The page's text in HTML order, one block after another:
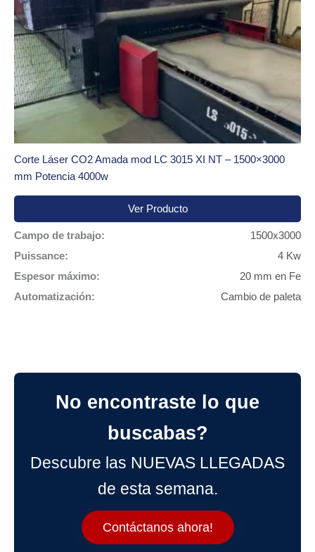
Corte Láser CO2 Amada mod LC 3015 XI NT – 1500×3000
mm Potencia 4000w
Ver Producto
Campo de trabajo:
1500x3000
Puissance:
4 Kw
Espesor máximo:
20 mm en Fe
Automatización:
Cambio de paleta
No encontraste lo que
buscabas?
Descubre las NUEVAS LLEGADAS
de esta semana.
Contáctanos ahora!